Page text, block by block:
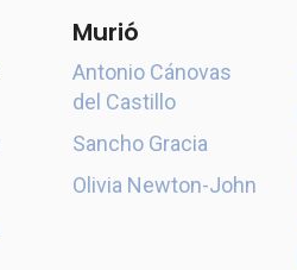
Murió
Antonio Cánovas
del Castillo
Sancho Gracia
Olivia Newton-John